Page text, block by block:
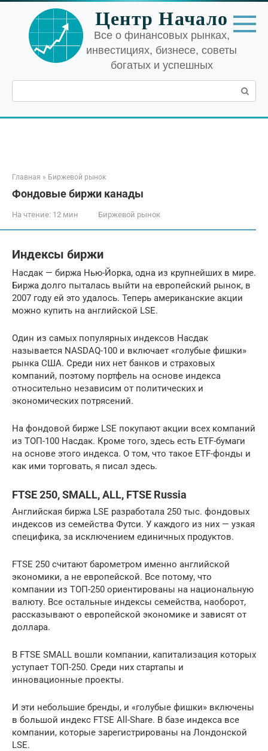
Перейти
контенту
Центр Начало
Все о финансовых рынках,
инвестициях, бизнесе, советы
богатых и успешных
Поиск:
Главная » Биржевой рынок
Фондовые биржи канады
На чтение: 12 мин Биржевой рынок
Индексы биржи
Насдак — биржа Нью-Йорка, одна из крупнейших в мире.
Биржа долго пыталась выйти на европейский рынок, в
2007 году ей это удалось. Теперь американские акции
можно купить на английской LSE.
Один из самых популярных индексов Насдак
называется NASDAQ-100 и включает «голубые фишки»
рынка США. Среди них нет банков и страховых
компаний, поэтому портфель на основе индекса
относительно независим от политических и
экономических потрясений.
На фондовой бирже LSE покупают акции всех компаний
из ТОП-100 Насдак. Кроме того, здесь есть ETF-бумаги
на основе этого индекса. О том, что такое ETF-фонды и
как ими торговать, я писал здесь.
FTSE 250, SMALL, ALL, FTSE Russia
Английская биржа LSE разработала 250 тыс. фондовых
индексов из семейства Футси. У каждого из них — узкая
специфика, за исключением единичных продуктов.
FTSE 250 считают барометром именно английской
экономики, а не европейской. Все потому, что
компании из ТОП-250 ориентированы на национальную
валюту. Все остальные индексы семейства, наоборот,
рассказывают о европейской экономике и зависят от
доллара.
В FTSE SMALL вошли компании, капитализация которых
уступает ТОП-250. Среди них стартапы и
инновационные проекты.
И эти небольшие бренды, и «голубые фишки» включены
в большой индекс FTSE All-Share. В базе индекса все
компании, которые зарегистрированы на Лондонской
LSE.